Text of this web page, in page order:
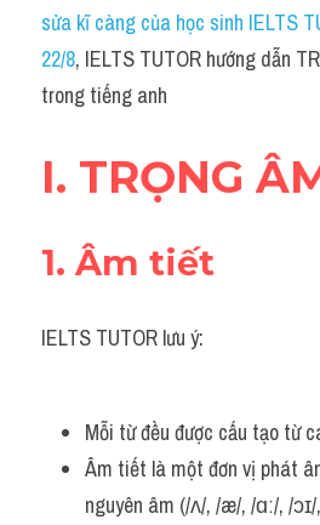
Idiom
Grammar
Word form
Đề thi thật Task 2
Writing
Reading
sửa kĩ càng của học sinh IELTS
22/8, IELTS TUTOR hướng dẫn
trong tiếng anh
I. TRỌNG
1. Âm tiết
IELTS TUTOR lưu ý:
Mỗi từ đều được cấu tạo từ
Âm tiết là một đơn vị phát
nguyên âm (/ʌ/, /æ/, /ɑː/, /